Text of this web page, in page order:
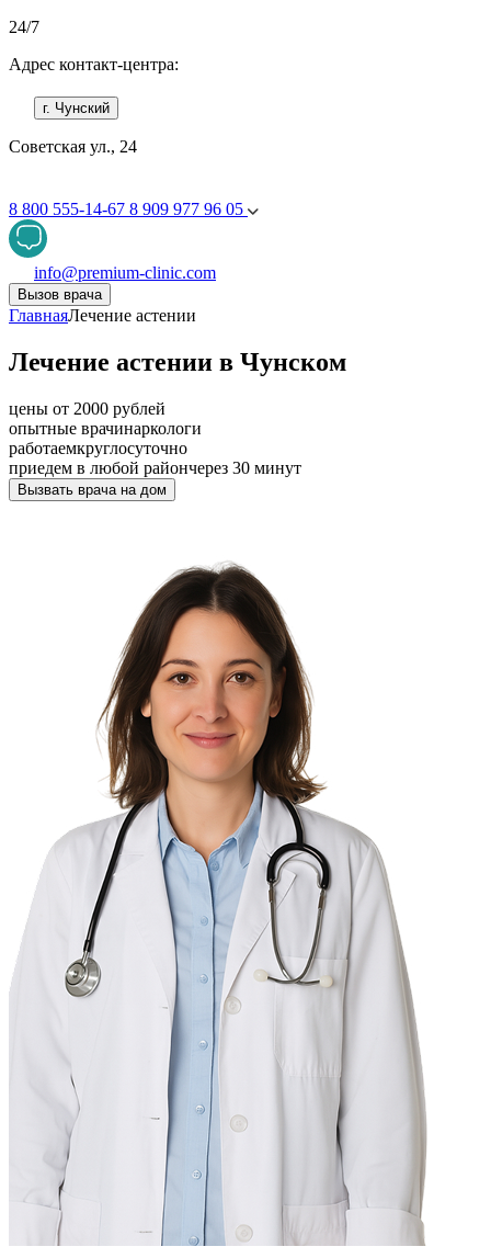
24/7
Адрес контакт-центра:
г. Чунский
Советская ул., 24
8 800 555-14-67 8 909 977 96 05
info@premium-clinic.com
Вызов врача
ГлавнаяЛечение астении
Лечение астении в Чунском
цены от 2000 рублей
опытные врачинаркологи
работаемкруглосуточно
приедем в любой райончерез 30 минут
Вызвать врача на дом